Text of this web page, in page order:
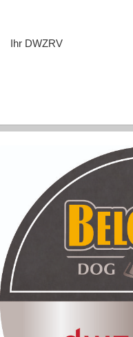
Ihr DWZRV